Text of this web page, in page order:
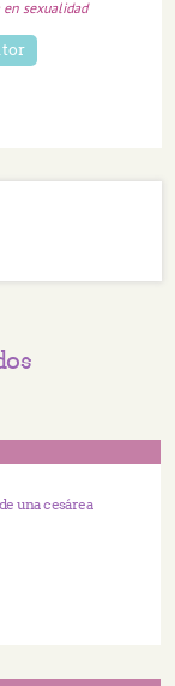
en sexualidad
una cesárea